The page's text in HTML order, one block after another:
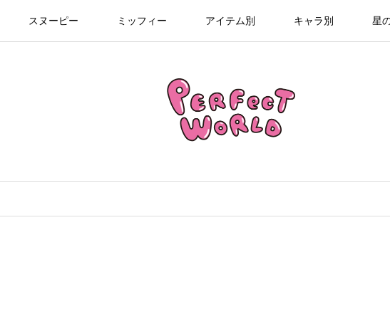
スヌーピー ミッフィー アイテム別 キャラ別 星